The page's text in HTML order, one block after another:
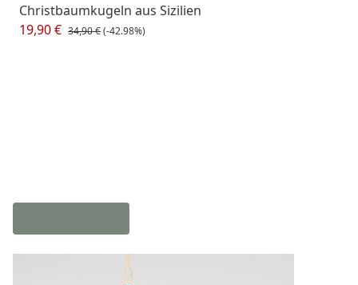
Christbaumkugeln aus Sizilien
19,90 € 34,90 €(-42.98%)